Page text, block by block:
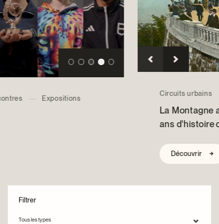
Centre d’archives et de documentation
Dons et prêts d’objets
Façons de donner
Événements
Devenir bénévole
La Montagne au cœur de Montréal – 150
ans d'histoire du Parc du Mont-Royal
Filtrer
Tous les types